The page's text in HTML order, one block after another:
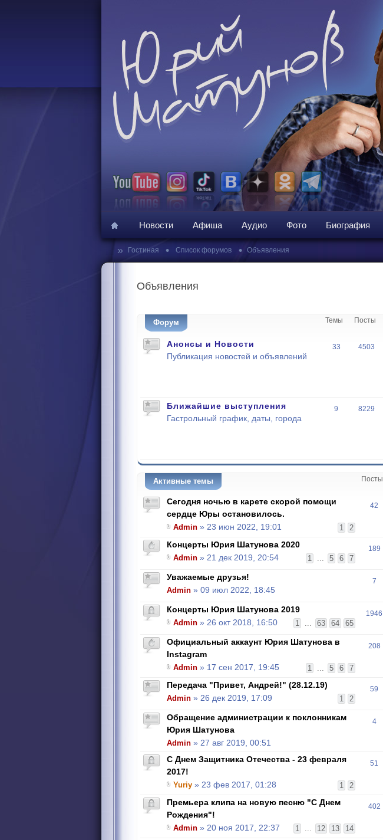
Новости Афиша Аудио Фото Биография
» Гостиная • Список форумов • Объявления
Объявления
Форум Темы Посты
Анонсы и Новости
Публикация новостей и объявлений
33 4503
Ближайшие выступления
Гастрольный график, даты, города
9 8229
Активные темы Посты
Сегодня ночью в карете скорой помощи
сердце Юры остановилось.
1 2
Admin » 23 июн 2022, 19:01
42
Концерты Юрия Шатунова 2020
1 ... 5 6 7
Admin » 21 дек 2019, 20:54
189
Уважаемые друзья!
Admin » 09 июл 2022, 18:45
7
Концерты Юрия Шатунова 2019
1 ... 63 64 65
Admin » 26 окт 2018, 16:50
1946
Официальный аккаунт Юрия Шатунова в
Instagram
1 ... 5 6 7
Admin » 17 сен 2017, 19:45
208
Передача "Привет, Андрей!" (28.12.19)
1 2
Admin » 26 дек 2019, 17:09
59
Обращение администрации к поклонникам
Юрия Шатунова
Admin » 27 авг 2019, 00:51
4
С Днем Защитника Отечества - 23 февраля
2017!
1 2
Yuriy » 23 фев 2017, 01:28
51
Премьера клипа на новую песню "С Днем
Рождения"!
1 ... 12 13 14
Admin » 20 ноя 2017, 22:37
402